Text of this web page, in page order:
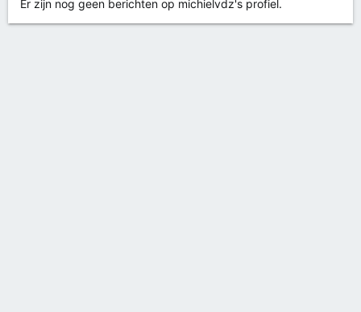
Er zijn nog geen berichten op michielvdz's profiel.